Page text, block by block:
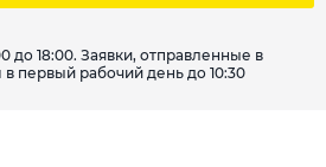
до 18:00. Заявки, отправленные в
первый рабочий день до 10:30